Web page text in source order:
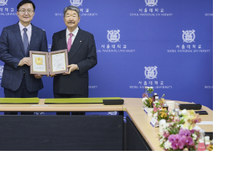
학봉사